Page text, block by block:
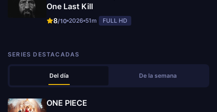
One Last Kill
8/10 2026 51m FULL HD
SERIES DESTACADAS
Del día De la semana
ONE PIECE